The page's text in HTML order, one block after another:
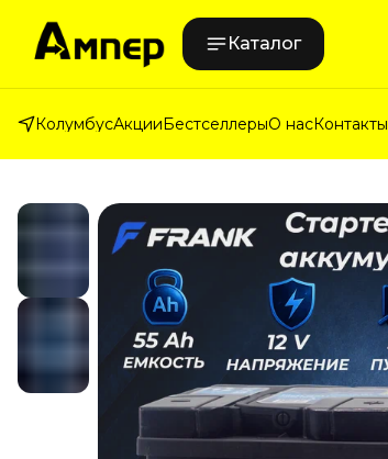
Каталог
КолумбусАкцииБестселлерыО насКонтакты